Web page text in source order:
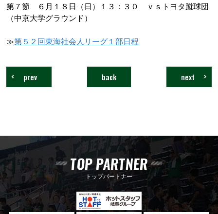
第７節 ６月１８日（日）１３：３０ ｖｓトヨタ蹴球団
（中京大学グラウンド）
≫第５２回東海社会人リーグ１部日程
next
back
prev
TOP PARTNER
トップパートナー